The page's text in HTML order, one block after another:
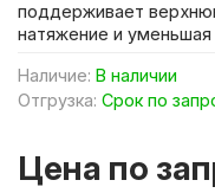
Наличие: В наличии
Отгрузка: Срок по
Цена по
поддерживает
натяжение и уменьшая